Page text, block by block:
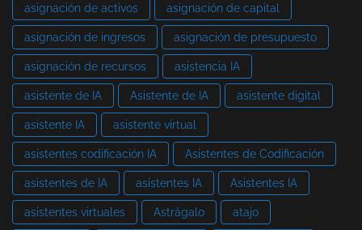
asignación de activos asignación de capital
asignación de ingresos asignación de presupuesto
asignación de recursos asistencia IA
asistente de IA Asistente de IA asistente digital
asistente IA asistente virtual
asistentes codificación IA Asistentes de Codificación
asistentes de IA asistentes IA Asistentes IA
asistentes virtuales Astrágalo atajo